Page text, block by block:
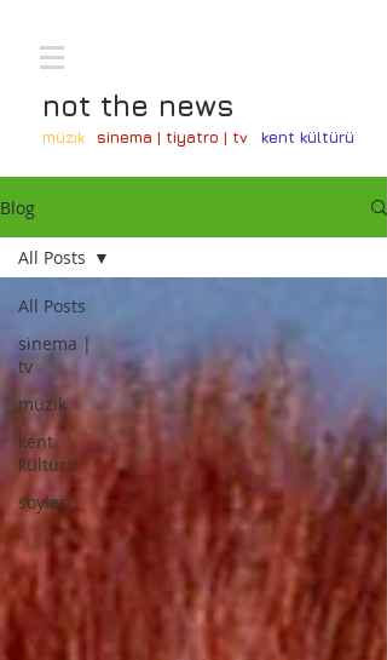
not the news
müzik sinema | tiyatro | tv kent kültürü
Blog
All Posts
sinema |
tv
müzik
kent
kültürü
söyleşi
All Posts